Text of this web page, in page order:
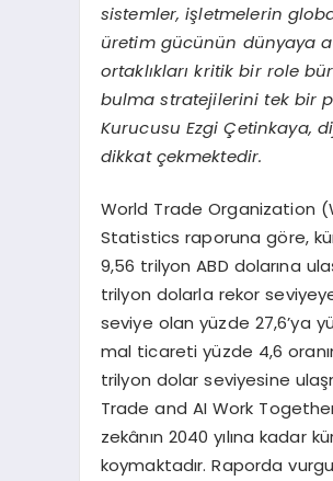
sistemler, işletmelerin
üretim gücünün dünyaya
ortaklıkları kritik bir role
bulma stratejilerini tek bir
Kurucusu Ezgi Çetinkaya,
dikkat çekmektedir.
World Trade Organization
Statistics raporuna göre,
9,56 trilyon ABD dolarına
trilyon dolarla rekor
seviye olan yüzde 27,6’ya
mal ticareti yüzde 4,6
trilyon dolar seviyesine
Trade and AI Work
zekânın 2040 yılına
koymaktadır. Raporda